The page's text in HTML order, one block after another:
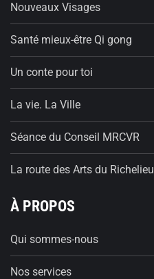
Nouveaux Visages
Santé mieux-être Qi gong
Un conte pour toi
La vie. La Ville
Séance du Conseil MRCVR
La route des Arts du Richelieu
À PROPOS
Qui sommes-nous
Nos services